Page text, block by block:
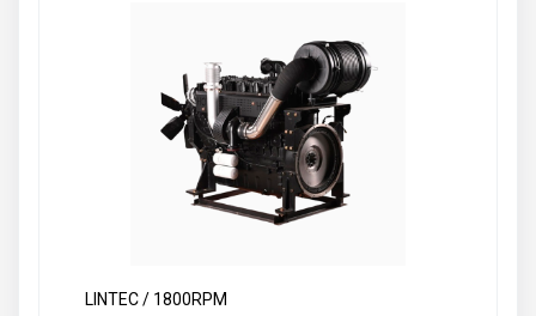
LINTEC / 1800RPM